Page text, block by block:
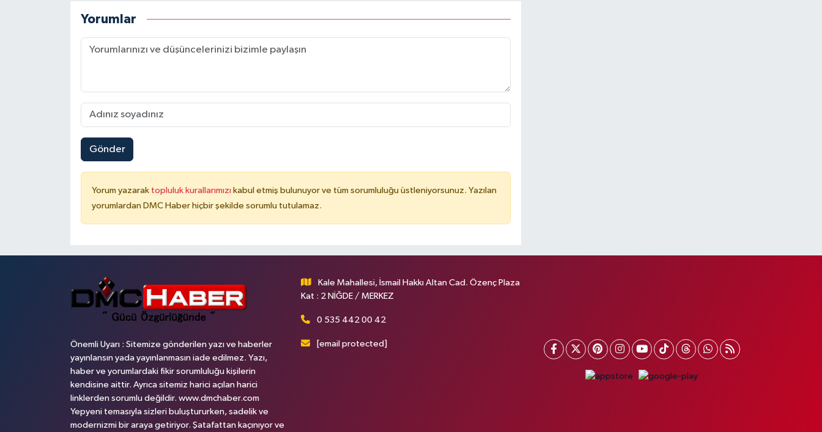
Yorumlar
Gönder
Yorum yazarak topluluk kurallarımızı kabul etmiş bulunuyor ve tüm sorumluluğu üstleniyorsunuz. Yazılan
yorumlardan DMC Haber hiçbir şekilde sorumlu tutulamaz.
Önemli Uyarı : Sitemize gönderilen yazı ve haberler
yayınlansın yada yayınlanmasın iade edilmez. Yazı,
haber ve yorumlardaki fikir sorumluluğu kişilerin
kendisine aittir. Ayrıca sitemiz harici açılan harici
linklerden sorumlu değildir. www.dmchaber.com
Yepyeni temasıyla sizleri buluştururken, sadelik ve
modernizmi bir araya getiriyor. Şatafattan kaçınıyor ve
Kale Mahallesi, İsmail Hakkı Altan Cad. Özenç Plaza
Kat : 2 NİĞDE / MERKEZ
0 535 442 00 42
[email protected]